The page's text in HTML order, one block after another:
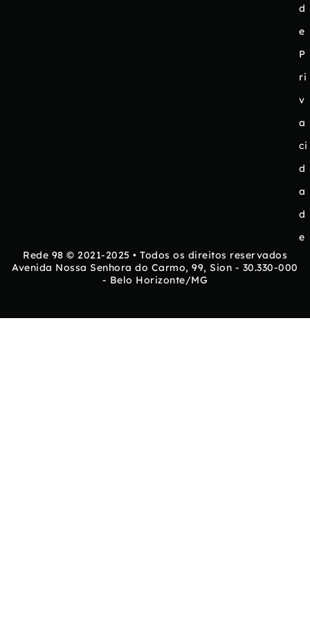
d
e
P
ri
v
a
ci
d
a
d
e
Rede 98 © 2021-2025 • Todos os direitos reservados
Avenida Nossa Senhora do Carmo, 99, Sion - 30.330-000
- Belo Horizonte/MG